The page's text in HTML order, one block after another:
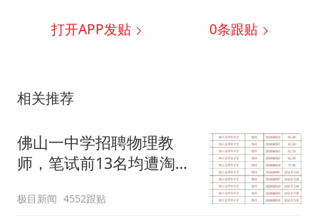
打开APP发贴 0条跟贴
相关推荐
佛山一中学招聘物理教
师，笔试前13名均遭淘
聘，成立调查组全面核查
极目新闻 4552跟贴